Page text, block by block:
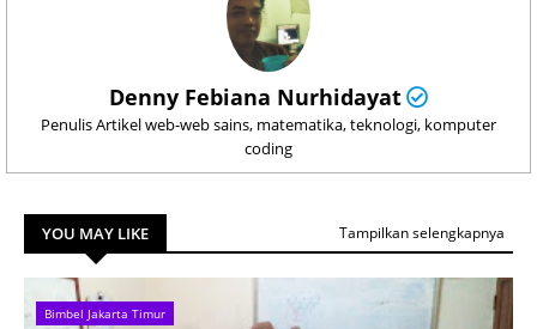
Denny Febiana Nurhidayat
Penulis Artikel web-web sains, matematika, teknologi, komputer
coding
YOU MAY LIKE Tampilkan selengkapnya
Bimbel Jakarta Timur